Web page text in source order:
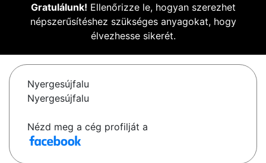
Gratulálunk! Ellenőrizze le, hogyan szerezhet
népszerűsítéshez szükséges anyagokat, hogy
élvezhesse sikerét.
Nyergesújfalu
Nyergesújfalu
Nézd meg a cég profilját a